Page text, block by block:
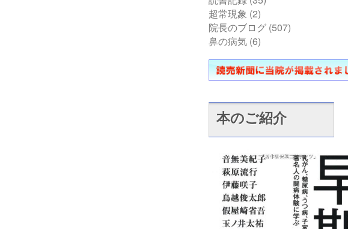
超常現象 (2)
院長のブログ (507)
鼻の病気 (6)
本のご紹介